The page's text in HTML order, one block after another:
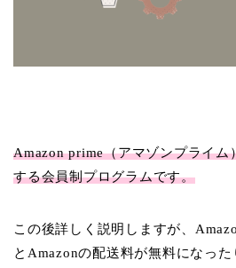
Amazon prime（アマゾンプライム
する会員制プログラムです。
この後詳しく説明しますが、
とAmazonの配送料が無料になっ